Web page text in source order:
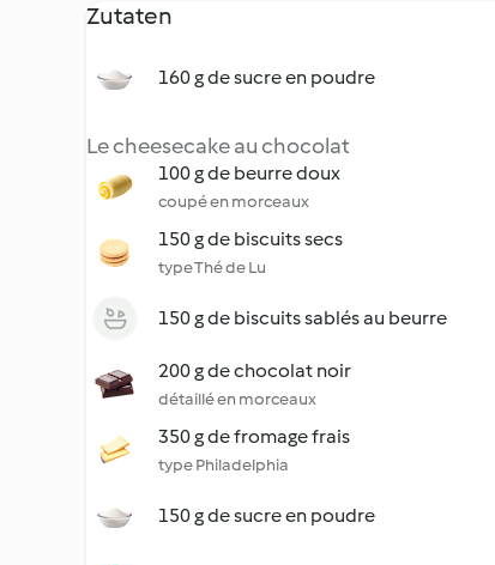
Zutaten
160 g de sucre en poudre
Le cheesecake au chocolat
100 g de beurre doux
coupé en morceaux
150 g de biscuits secs
type Thé de Lu
150 g de biscuits sablés au beurre
200 g de chocolat noir
détaillé en morceaux
350 g de fromage frais
type Philadelphia
150 g de sucre en poudre